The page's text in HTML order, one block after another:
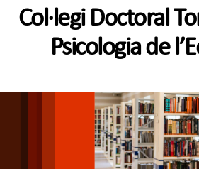
Psicología
de
la
Col·legi Doctoral
Psicologia de